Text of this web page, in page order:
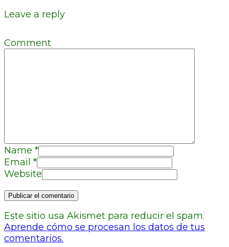
Leave a reply
Comment
Name *
Email *
Website
Este sitio usa Akismet para reducir el spam.
Aprende cómo se procesan los datos de tus
comentarios.